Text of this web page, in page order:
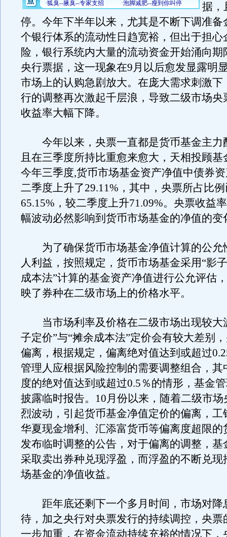
据，
停。今年下半年以来，尤其是不断下调准备
个银行体系的流动性日趋宽裕，但出于担心
险，银行系统内大量的流动资金开始涌向期
央行票据，这一现象在9月以后愈发显露明
市场上的认购急剧放大。在庞大需求刺激下
行的调整再次激起千层浪，导致二级市场央
收益率大幅下降。
今年以来，央票一直都是货币基金主力
且在三季度所持比重愈来愈大，天相投顾基
今年三季度,货币市场基金资产净值中债券
二季度上升了29.11%，其中，央票所占比
65.15%，较二季度上升71.09%。央票收益
幅波动必然影响到货币市场基金的净值的变
为了确保货币市场基金净值计算的公允
人利益，按照规定，货币市场基金采用“影
成本法”计算的基金资产净值进行公允评估
映了券种在二级市场上的价格水平。
当市场利率及价格在二级市场出现较大
子定价”与“摊余成本法”定价会有较大差别
偏离，根据规定，偏离绝对值达到或超过
管理人应根据风险控制的需要调整组合，其
度的绝对值达到或超过0.5％的情形，基金
披露临时报告。10月份以来，随着二级市
烈波动，引起货币基金净值定价的偏离，工
华夏现金增利、汇添富货币等偏离度超限的
发布临时调整的公告，对于偏离的调整，基
采取卖出券种兑现浮盈，而浮盈的不断兑现
场基金的净值收益。
距年底还剩下一个多月时间，市场对降
待，加之央行对央票发行的持续调控，央票
一步加重，在资金流动持续充裕的情况下，